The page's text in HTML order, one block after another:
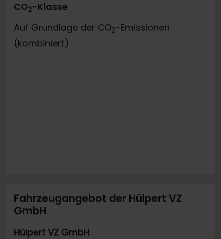
CO2-Klasse
Auf Grundlage der CO2-Emissionen
(kombiniert)
Fahrzeugangebot der Hülpert VZ
GmbH
Hülpert VZ GmbH